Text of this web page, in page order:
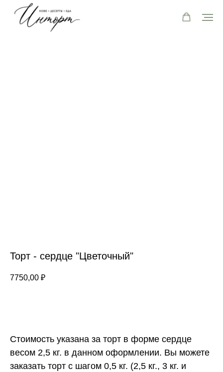
Торт - сердце "Цветочный"
7750,00 ₽
Стоимость указана за торт в форме сердце
весом 2,5 кг. в данном оформлении. Вы можете
заказать торт с шагом 0,5 кг. (2,5 кг., 3 кг. и